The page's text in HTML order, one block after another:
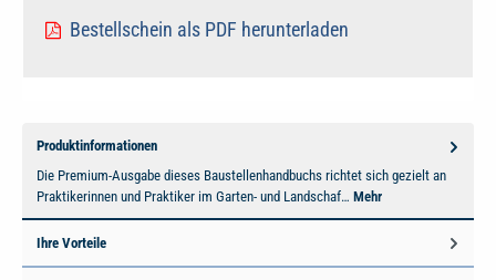
Bestellschein als PDF herunterladen
Produktinformationen
Die Premium-Ausgabe dieses Baustellenhandbuchs richtet sich gezielt an
Praktikerinnen und Praktiker im Garten- und Landschaf… Mehr
Ihre Vorteile